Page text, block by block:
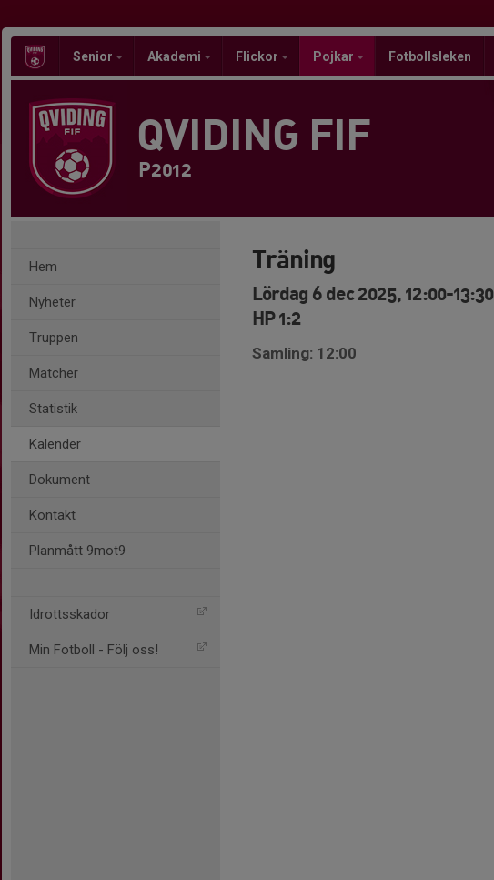
Senior Akademi Flickor Pojkar Fotbollsleken
QVIDING FIF
P2012
Hem
Nyheter
Truppen
Matcher
Statistik
Kalender
Dokument
Kontakt
Planmått 9mot9
Idrottsskador
Min Fotboll - Följ oss!
Träning
Lördag 6 dec 2025, 12:00-13:30
HP 1:2
Samling: 12:00